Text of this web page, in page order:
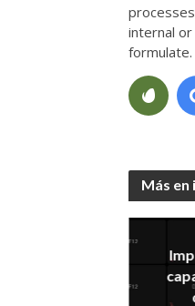
internal
formulate.
Más en